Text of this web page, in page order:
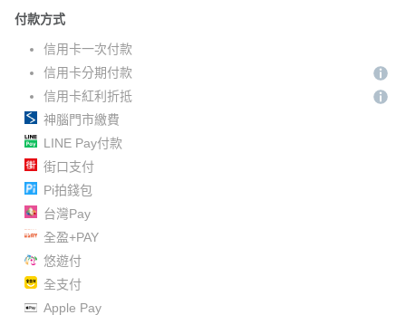
付款方式
信用卡一次付款
信用卡分期付款
信用卡紅利折抵
神腦門市繳費
LINE Pay付款
街口支付
Pi拍錢包
台灣Pay
全盈+PAY
悠遊付
全支付
Apple Pay